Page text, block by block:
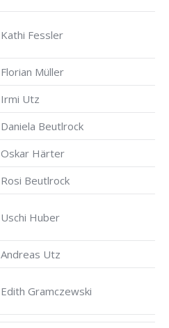
Kathi Fessler
Florian Müller
Irmi Utz
Daniela Beutlrock
Oskar Härter
Rosi Beutlrock
Uschi Huber
Andreas Utz
Edith Gramczewski